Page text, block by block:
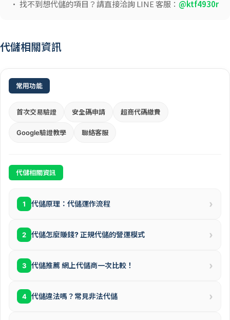
• 找不到想代儲的項目？請直接洽詢 LINE 客服： @ktf4930r
代儲相關資訊
常用功能
首次交易驗證 安全碼申請 超商代碼繳費
Google驗證教學 聯絡客服
代儲相關資訊
1 代儲原理：代儲運作流程 ›
2 代儲怎麼賺錢? 正規代儲的營運模式 ›
3 代儲推薦 網上代儲商一次比較！ ›
4 代儲違法嗎？常見非法代儲 ›